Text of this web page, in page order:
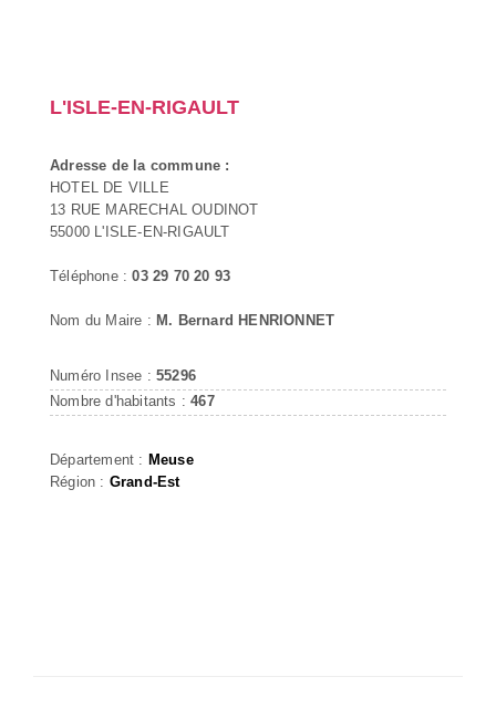
L'ISLE-EN-RIGAULT
Adresse de la commune :
HOTEL DE VILLE
13 RUE MARECHAL OUDINOT
55000 L'ISLE-EN-RIGAULT
Téléphone :03 29 70 20 93
Nom du Maire : M. Bernard HENRIONNET
Numéro Insee : 55296
Nombre d'habitants :467
Département : Meuse
Région : Grand-Est